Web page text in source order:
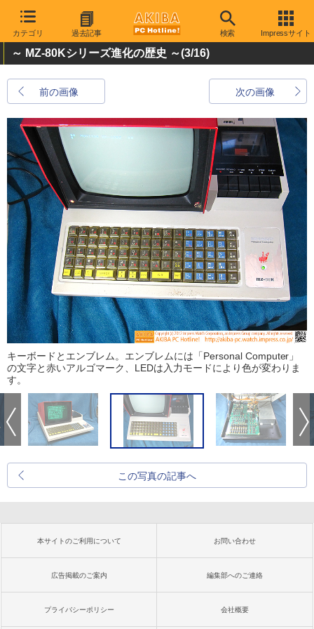
カテゴリ 過去記事 検索 Impressサイト
～ MZ-80Kシリーズ進化の歴史 ～(3/16)
前の画像 次の画像
キーボードとエンブレム。エンブレムには「Personal Computer」
の文字と赤いアルゴマーク、LEDは入力モードにより色が変わりま
す。
この写真の記事へ
本サイトのご利用について お問い合わせ
広告掲載のご案内 編集部へのご連絡
プライバシーポリシー 会社概要